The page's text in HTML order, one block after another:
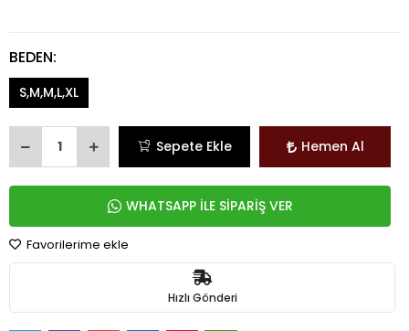
BEDEN:
S,M,M,L,XL
Sepete Ekle Hemen Al
WHATSAPP İLE SİPARİŞ VER
Favorilerime ekle
Hızlı Gönderi